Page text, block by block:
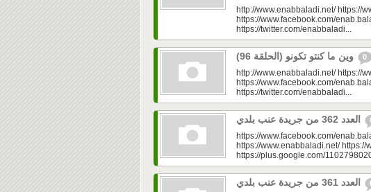
http://www.enabbaladi.net/ https://
https://www.facebook.com/
https://twitter.com/enabbaladi...
0
http://www.enabbaladi.net/ https://
https://www.facebook.com/
https://twitter.com/enabbaladi...
https://www.facebook.com/
https://www.enabbaladi.net/
https://plus.google.com/